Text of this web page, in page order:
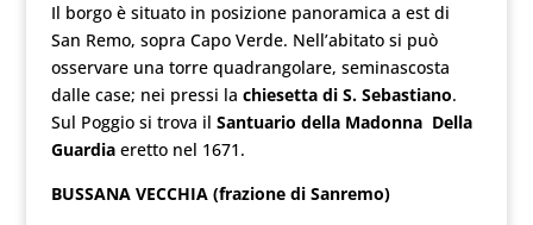
Il borgo è situato in posizione panoramica a est di
San Remo, sopra Capo Verde. Nell’abitato si può
osservare una torre quadrangolare, seminascosta
dalle case; nei pressi la chiesetta di S. Sebastiano.
Sul Poggio si trova il Santuario della Madonna Della
Guardiaeretto nel 1671.
BUSSANA VECCHIA (frazione di Sanremo)